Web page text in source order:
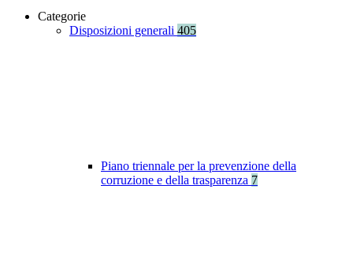
Categorie
Disposizioni generali 405
Piano triennale per la prevenzione della
corruzione e della trasparenza 7